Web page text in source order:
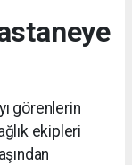
görenlerin
ekipleri